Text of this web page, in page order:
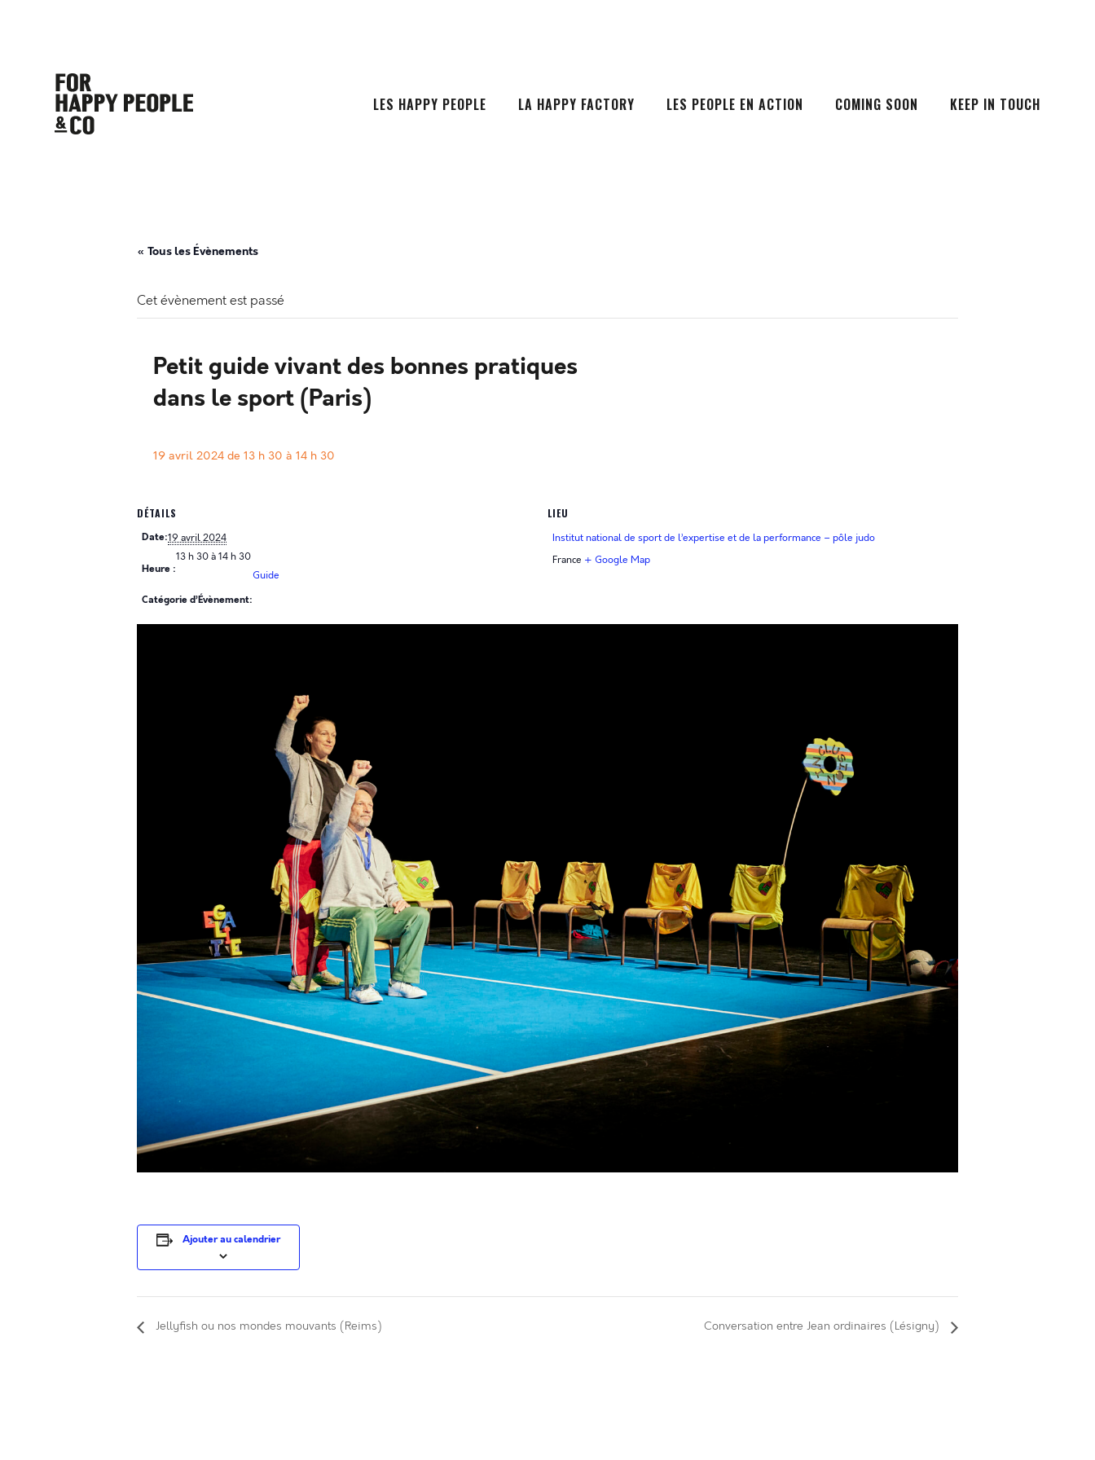
LES HAPPY PEOPLE LA HAPPY FACTORY LES PEOPLE EN ACTION COMING SOON KEEP IN TOUCH
« Tous les Évènements
Cet évènement est passé
Petit guide vivant des bonnes pratiques
dans le sport (Paris)
19 avril 2024 de 13 h 30 à 14 h 30
DÉTAILS
Date:19 avril 2024
Heure :
13 h 30 à 14 h 30
Catégorie d’Évènement:
Guide
LIEU
Institut national de sport de l’expertise et de la performance – pôle judo
France + Google Map
Ajouter au calendrier
Jellyfish ou nos mondes mouvants (Reims) Conversation entre Jean ordinaires (Lésigny)